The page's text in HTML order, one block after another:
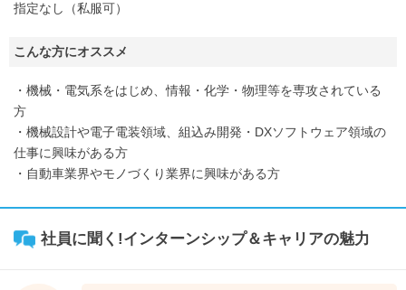
指定なし（私服可）
こんな方にオススメ
・機械・電気系をはじめ、情報・化学・物理等を専攻されている
方
・機械設計や電子電装領域、組込み開発・DXソフトウェア領域の
仕事に興味がある方
・自動車業界やモノづくり業界に興味がある方
社員に聞く!インターンシップ＆キャリアの魅力